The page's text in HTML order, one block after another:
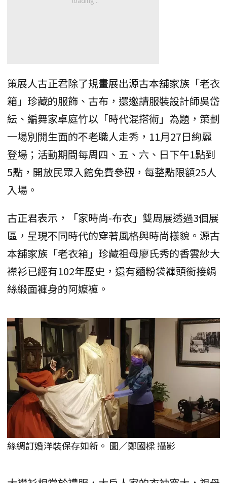
策展人古正君除了規畫展出源古本舖家族「老衣
箱」珍藏的服飾、古布，還邀請服裝設計師吳岱
紜、編舞家卓庭竹以「時代混搭術」為題，策劃
一場別開生面的不老職人走秀，11月27日絢麗
登場；活動期間每周四、五、六、日下午1點到
5點，開放民眾入館免費參觀，每整點限額25人
入場。
古正君表示，「家時尚-布衣」雙周展透過3個展
區，呈現不同時代的穿著風格與時尚樣貌。源古
本舖家族「老衣箱」珍藏祖母廖氏秀的香雲紗大
襟衫已經有102年歷史，還有麵粉袋褲頭銜接絹
絲緞面褲身的阿嬤褲。
絲綢訂婚洋裝保存如新。 圖／鄭國樑 攝影